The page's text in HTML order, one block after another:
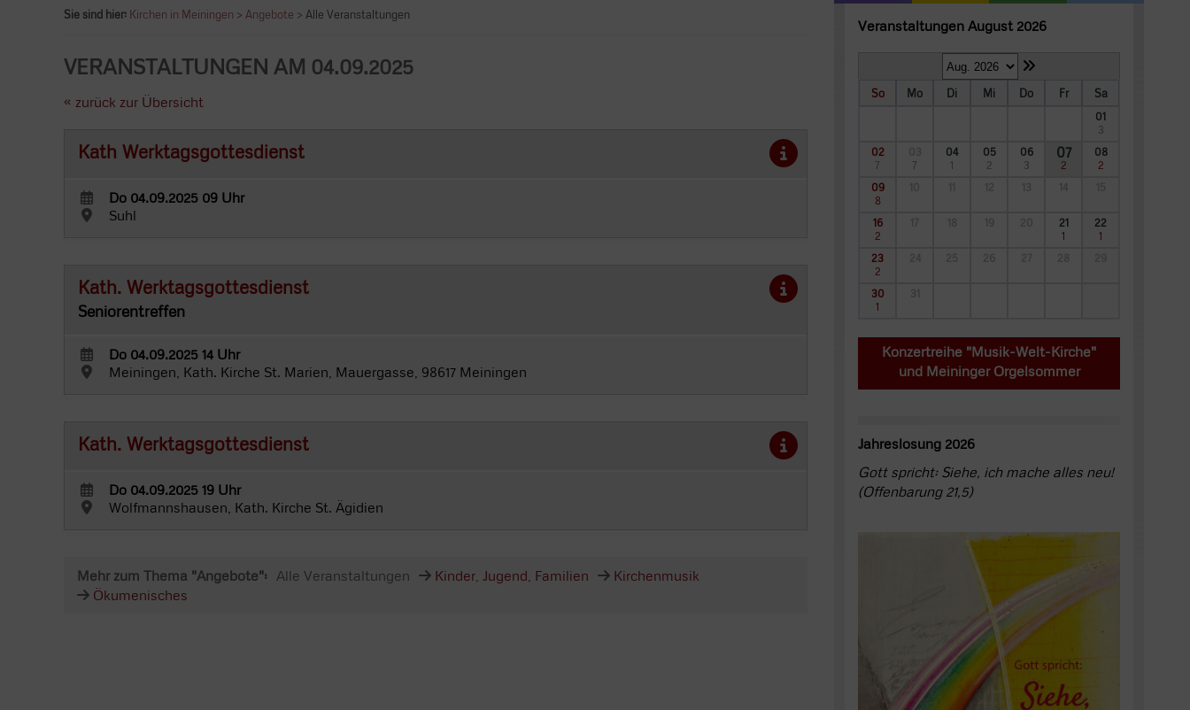
Sie sind hier: Kirchen in Meiningen > Angebote > Alle Veranstaltungen
VERANSTALTUNGEN AM 04.09.2025
« zurück zur Übersicht
Kath Werktagsgottesdienst
Do 04.09.2025 09 Uhr
Suhl
Kath. Werktagsgottesdienst
Seniorentreffen
Do 04.09.2025 14 Uhr
Meiningen, Kath. Kirche St. Marien, Mauergasse, 98617 Meiningen
Kath. Werktagsgottesdienst
Do 04.09.2025 19 Uhr
Wolfmannshausen, Kath. Kirche St. Ägidien
Mehr zum Thema "Angebote": Alle Veranstaltungen Kinder, Jugend, Familien
Kirchenmusik
Ökumenisches
Veranstaltungen August 2026
So Mo Di Mi Do Fr
Sa
01
3
02
7
7
04
1
05
2
06
3
07
2
08
2
09
8
16
2
21
1
22
1
23
2
30
1
Konzertreihe "Musik-Welt-Kirche"
und Meininger Orgelsommer
Jahreslosung 2026
Gott spricht: Siehe, ich mache alles neu!
(Offenbarung 21,5)